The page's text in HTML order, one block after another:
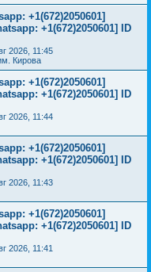
+1(672)2050601]
+1(672)2050601] ID
2026, 11:45
Кирова
+1(672)2050601]
+1(672)2050601] ID
2026, 11:44
+1(672)2050601]
+1(672)2050601] ID
2026, 11:43
+1(672)2050601]
+1(672)2050601] ID
2026, 11:41